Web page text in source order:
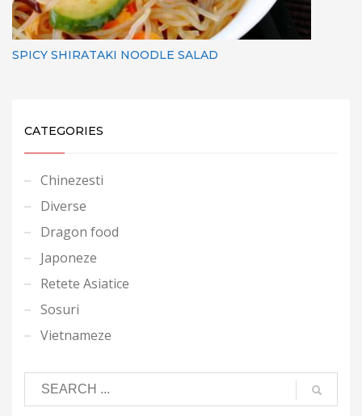
SPICY SHIRATAKI NOODLE SALAD
CATEGORIES
Chinezesti
Diverse
Dragon food
Japoneze
Retete Asiatice
Sosuri
Vietnameze